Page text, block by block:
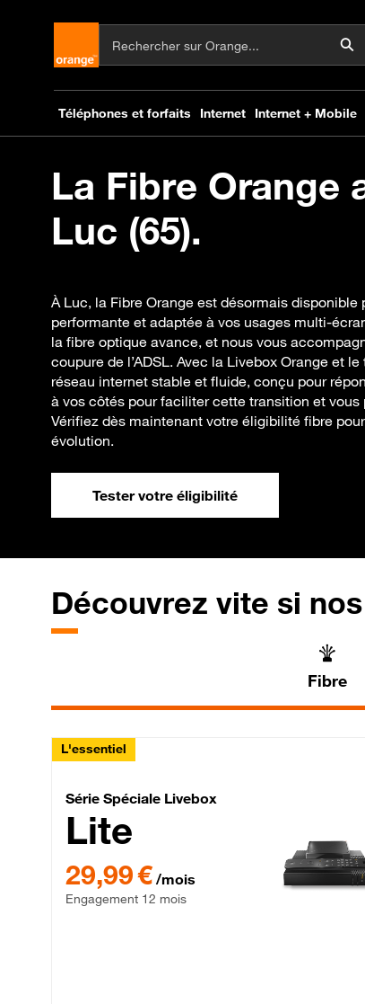
La Fibre Orange
Luc (65).
À Luc, la Fibre Orange est désormais
performante et adaptée à vos usages multi-
la fibre optique avance, et nous vous
coupure de l’ADSL. Avec la Livebox Orange et
réseau internet stable et fluide, conçu pour
à vos côtés pour faciliter cette transition et
Vérifiez dès maintenant votre éligibilité fibre
évolution.
Tester votre éligibilité
Découvrez vite si
Fibre
L'essentiel
Série Spéciale
Série Spéciale Livebox
Lite
29,99 € par mois , Engagement 12 mois
29,99 € /mois
Engagement 12 mois